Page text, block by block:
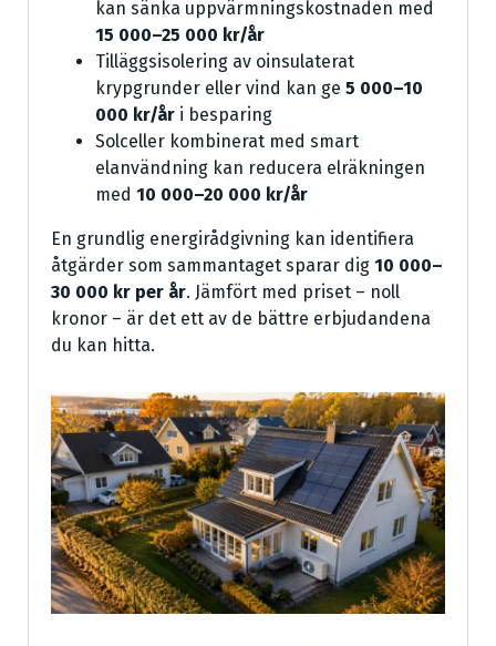
kan sänka uppvärmningskostnaden med
15 000–25 000 kr/år
Tilläggsisolering av oinsulaterat
krypgrunder eller vind kan ge 5 000–10
000 kr/år i besparing
Solceller kombinerat med smart
elanvändning kan reducera elräkningen
med 10 000–20 000 kr/år
En grundlig energirådgivning kan identifiera
åtgärder som sammantaget sparar dig 10 000–
30 000 kr per år. Jämfört med priset – noll
kronor – är det ett av de bättre erbjudandena
du kan hitta.